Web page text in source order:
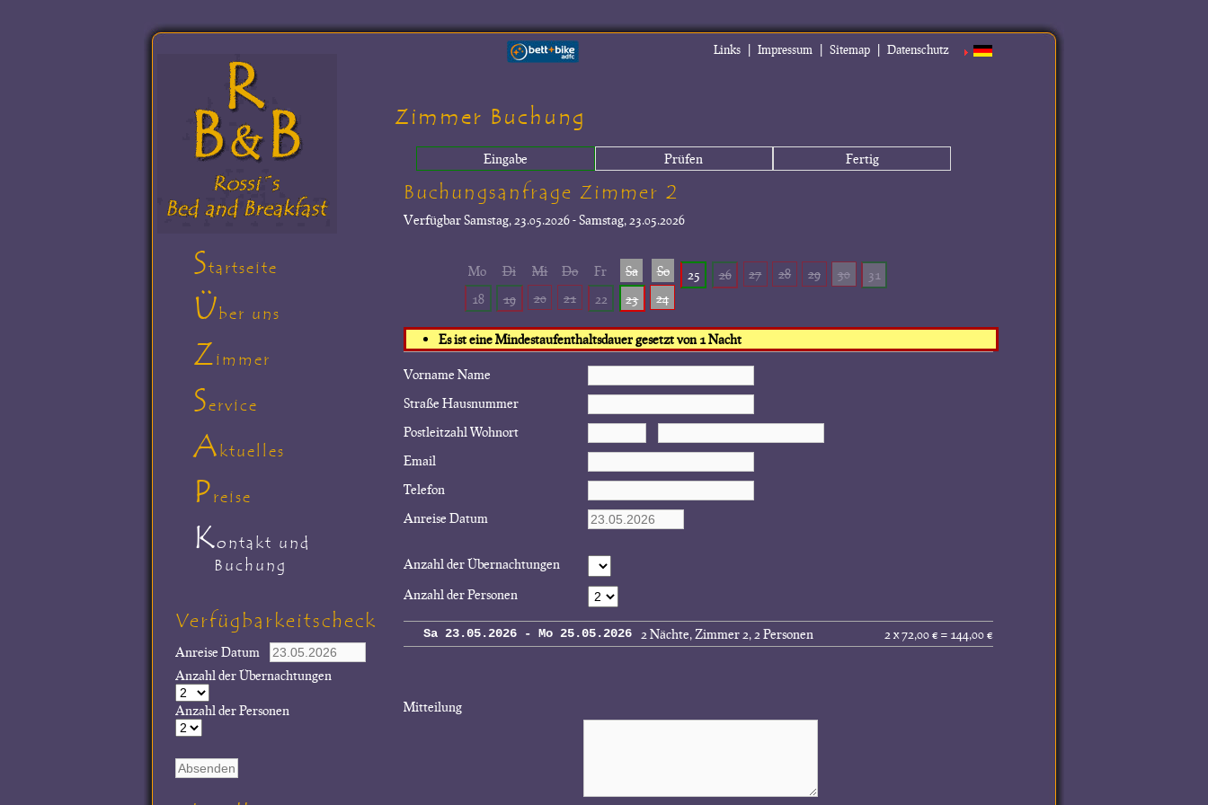
Links | Impressum | Sitemap | Datenschutz
Zimmer Buchung
Eingabe Prüfen Fertig
Buchungsanfrage Zimmer 2
VerfügbarSamstag, 23.05.2026 - Samstag, 23.05.2026
Mo
18
Di
19
Mi
20
Do
21
Fr
22
Sa
23
So
24
25 26 27 28 29 30 31
Es ist eine Mindestaufenthaltsdauer gesetzt von 1 Nacht
Vorname Name
Straße Hausnummer
Postleitzahl Wohnort
Email
Telefon
Anreise Datum
Anzahl der Übernachtungen
Anzahl der Personen
2 Nächte, Zimmer 2, 2 Personen 2 x 72,00 € = 144,00 €
Sa 23.05.2026 - Mo 25.05.2026
(inkl.
Mitteilung
Startseite
Über uns
Zimmer
Service
Aktuelles
Preise
Kontakt und
Buchung
Verfügbarkeitscheck
Anreise Datum
Anzahl der Übernachtungen
Anzahl der Personen